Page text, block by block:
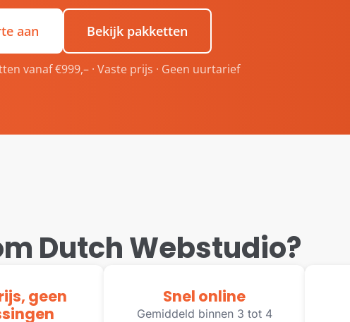
aan Bekijk pakketten
vanaf €999,– · Vaste prijs · Geen uurtarief
Dutch Webstudio?
geen
Snel online
Gemiddeld binnen 3 tot 4